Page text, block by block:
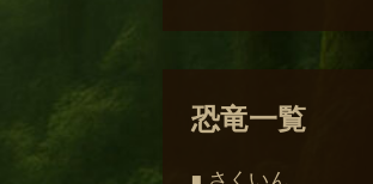
恐竜一覧
■ さくいん